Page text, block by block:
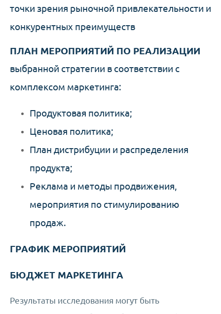
точки зрения рыночной привлекательности и
конкурентных преимуществ
ПЛАН МЕРОПРИЯТИЙ ПО РЕАЛИЗАЦИИ
выбранной стратегии в соответствии с
комплексом маркетинга:
Продуктовая политика;
Ценовая политика;
План дистрибуции и распределения
продукта;
Реклама и методы продвижения,
мероприятия по стимулированию
продаж.
ГРАФИК МЕРОПРИЯТИЙ
БЮДЖЕТ МАРКЕТИНГА
Результаты исследования могут быть